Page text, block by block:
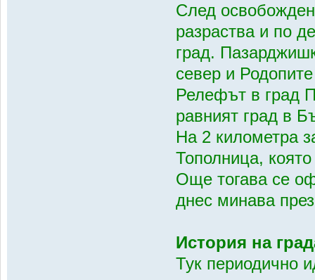
След
разраства и по
град.
север и
Релефът в град
равният град в
На 2 километра
Тополница,
Още тогава се
днес минава
История на
Тук периодично